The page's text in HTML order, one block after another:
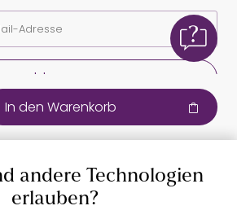
In den Warenkorb
andere Technologien
erlauben?